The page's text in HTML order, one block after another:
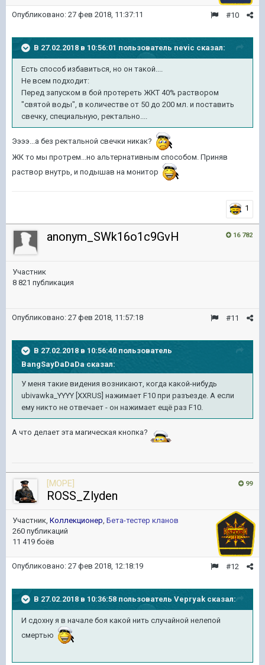
#10
Опубликовано: 27 фев 2018, 11:37:11
В 27.02.2018 в 10:56:01 пользователь nevic сказал:
Есть способ избавиться, но он такой....
Не всем подходит:
Перед запуском в бой протереть ЖКТ 40% раствором
"святой воды", в количестве от 50 до 200 мл. и поставить
свечку, специальную, ректально....
Ээээ...а без ректальной свечки никак?
ЖК то мы протрем...но альтернативным способом. Приняв
раствор внутрь, и подышав на монитор
1
16 782
anonym_SWk16o1c9GvH
Участник
8 821 публикация
#11
Опубликовано: 27 фев 2018, 11:57:18
В 27.02.2018 в 10:56:40 пользователь
BangSayDaDaDaсказал:
У меня такие видения возникают, когда какой-нибудь
ubivawka_YYYY [XXRUS] нажимает F10 при разъезде. А если
ему никто не отвечает - он нажимает ещё раз F10.
А что делает эта магическая кнопка?
99
[MOPE]
ROSS_Zlyden
Участник, Коллекционер, Бета-тестер кланов
260 публикаций
11 419 боёв
#12
Опубликовано: 27 фев 2018, 12:18:19
В 27.02.2018 в 10:36:58 пользователь Vepryak сказал:
И сдохну я в начале боя какой нить случайной нелепой
смертью